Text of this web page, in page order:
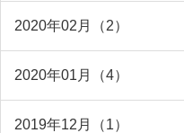
2020年02月（2）
2020年01月（4）
2019年12月（1）